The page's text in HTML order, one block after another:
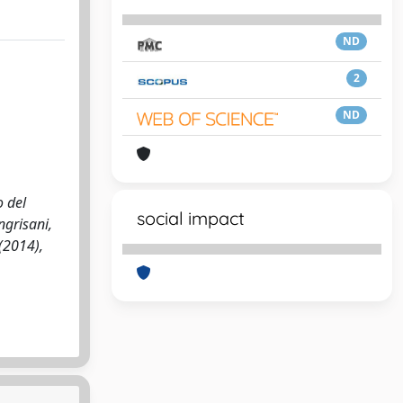
del
ND
2
ND
social impact